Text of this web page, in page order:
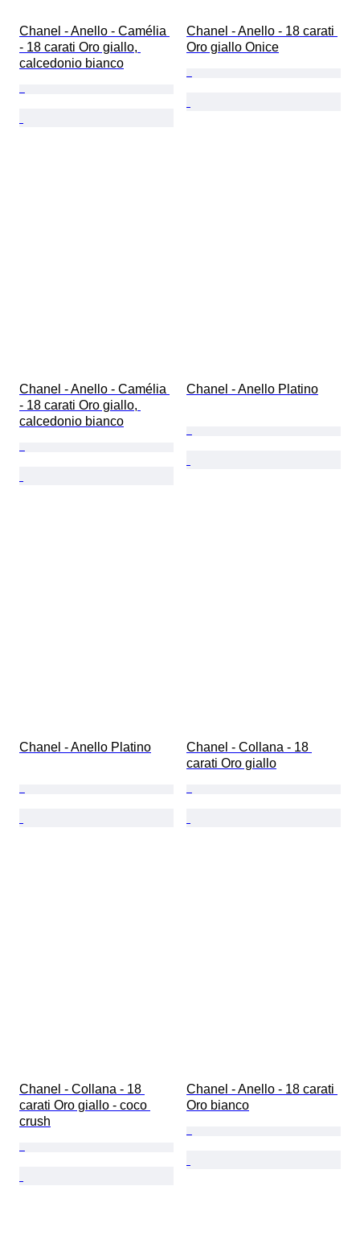
Chanel - Anello - Camélia
- 18 carati Oro giallo,
calcedonio bianco
Chanel - Anello - 18 carati
Oro giallo Onice
Chanel - Anello - Camélia
- 18 carati Oro giallo,
calcedonio bianco
Chanel - Anello Platino
Chanel - Anello Platino
Chanel - Collana - 18
carati Oro giallo
Chanel - Collana - 18
carati Oro giallo - coco
crush
Chanel - Anello - 18 carati
Oro bianco